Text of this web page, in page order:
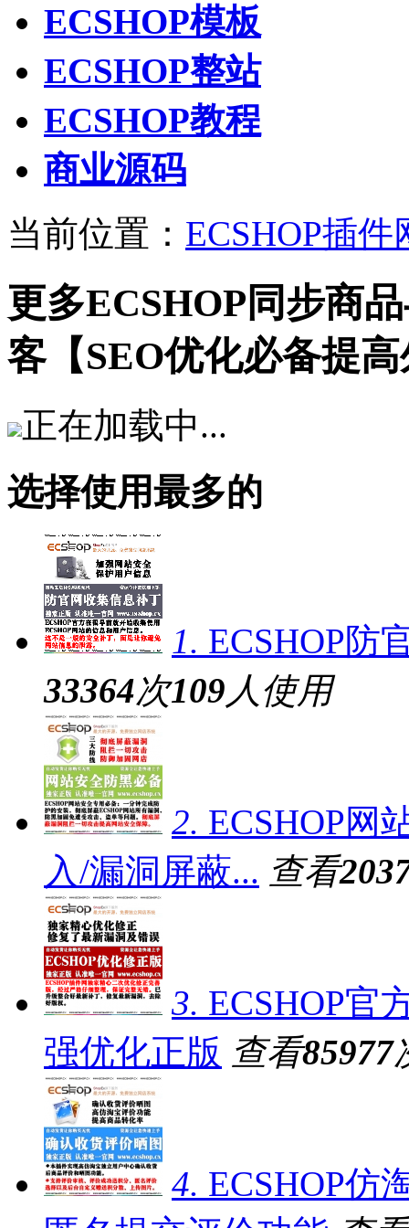
ECSHOP模板
ECSHOP整站
ECSHOP教程
商业源码
当前位置： ECSHOP插件
更多ECSHOP同步商
客【SEO优化必备提
正在加载中...
选择使用最多的
1. ECSHOP防
33364次109人使用
2. ECSHOP网
入/漏洞屏蔽... 查看
3. ECSHOP官
强优化正版 查看85977
4. ECSHOP仿